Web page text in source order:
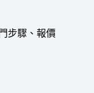
步驟、報價